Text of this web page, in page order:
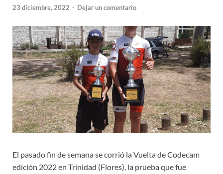
23 diciembre, 2022 - Dejar un comentario
El pasado fin de semana se corrió la Vuelta de Codecam
edición 2022 en Trinidad (Flores), la prueba que fue